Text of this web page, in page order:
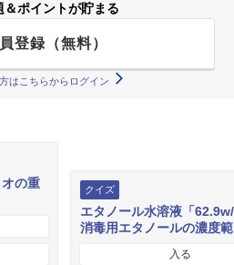
＆ポイントが貯まる
登録（無料）
はこちらからログイン
の重
クイズ
エタノール水溶液「
消毒用エタノールの濃度
入る